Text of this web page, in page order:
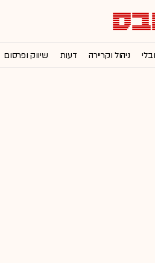
ניהול וקריירה דעות שיווק ופרסום